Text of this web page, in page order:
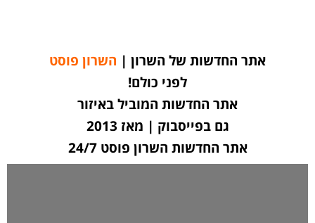
אתר החדשות של השרון | השרון פוסט
לפני כולם!
אתר החדשות המוביל באיזור
גם בפייסבוק | מאז 2013
אתר החדשות השרון פוסט 24/7
לחצו כאן ליצירת קשר